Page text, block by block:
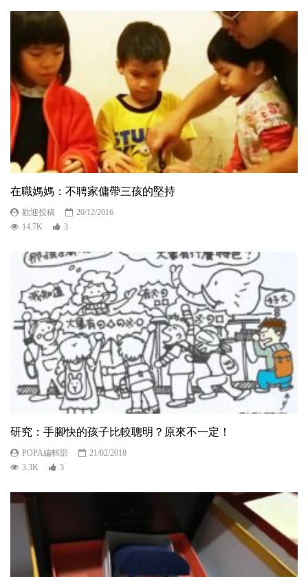
在職媽媽：不聘家傭帶三孩的堅持
歡迎投稿
20/12/2016
14.7K
3
研究：手腳快的孩子比較聰明？原來不一定！
POPA編輯部
21/02/2018
3.3K
3